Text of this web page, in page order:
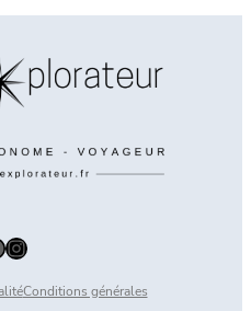
Instagram
Conditions générales